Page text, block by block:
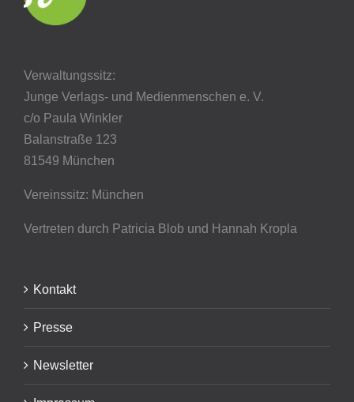
Verwaltungssitz:
Junge Verlags- und Medienmenschen e. V.
c/o Paula Winkler
Balanstraße 123
81549 München
Vereinssitz: München
Vertreten durch Patricia Blob und Hannah Kropla
Kontakt
Presse
Newsletter